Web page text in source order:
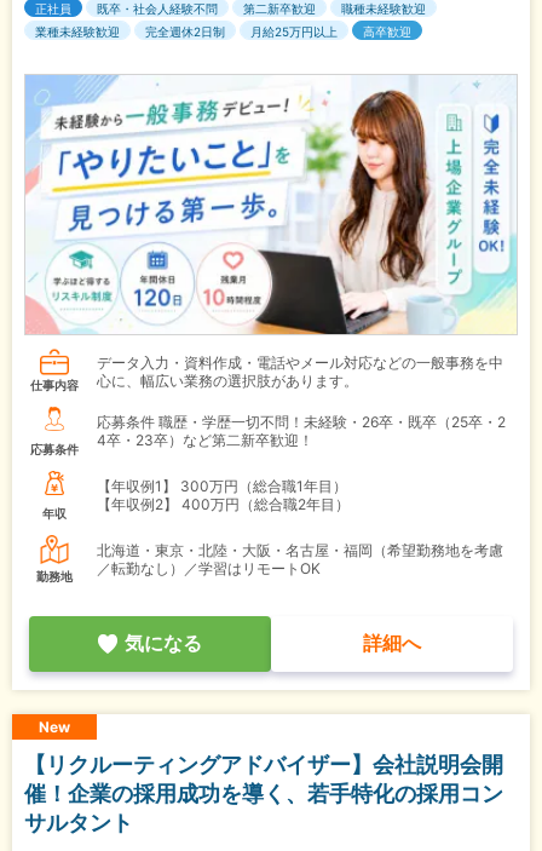
正社員 既卒・社会人経験不問 第二新卒歓迎
職種未経験歓迎
業種未経験歓迎
完全週休2日制 月給25万円以上 高卒歓迎
仕事内容
データ入力・資料作成・電話やメール対応などの一般事務を中
心に、幅広い業務の選択肢があります。
応募条件
応募条件 職歴・学歴一切不問！未経験・26卒・既卒（25卒・2
4卒・23卒）など第二新卒歓迎！
年収
【年収例1】
300万円（総合職1年目）
【年収例2】
400万円（総合職2年目）
勤務地
北海道・東京・北陸・大阪・名古屋・福岡（希望勤務地を考慮
／転勤なし）／学習はリモートOK
気になる 詳細へ
New
【リクルーティングアドバイザー】会社説明会開
催！企業の採用成功を導く、若手特化の採用コン
サルタント